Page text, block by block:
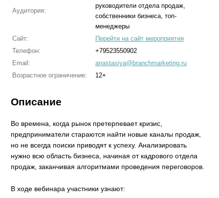
Аудитория:
руководители отдела продаж,
собственники бизнеса, топ-
менеджеры
Сайт:
Перейти на сайт мероприятия
Телефон:
+79523550902
Email:
anastasiya@branchmarketing.ru
Возрастное ограничение:
12+
Описание
Во времена, когда рынок претерпевает кризис,
предприниматели стараются найти новые каналы продаж,
но не всегда поиски приводят к успеху. Анализировать
нужно всю область бизнеса, начиная от кадрового отдела
продаж, заканчивая алгоритмами проведения переговоров.
В ходе вебинара участники узнают: